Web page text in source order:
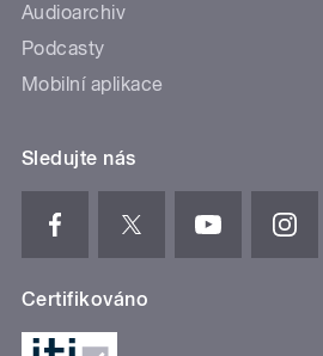
Audioarchiv
Podcasty
Mobilní aplikace
Sledujte nás
Certifikováno